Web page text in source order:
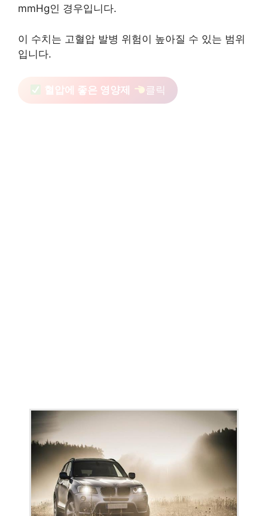
mmHg인 경우입니다.
이 수치는 고혈압 발병 위험이 높아질 수 있는 범위
입니다.
혈압에 좋은 영양제 클릭